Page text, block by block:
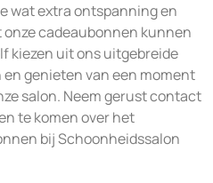
wat extra ontspanning en
cadeaubonnen kunnen
kiezen uit ons uitgebreide
genieten van een moment
salon. Neem gerust contact
te komen over het
bij Schoonheidssalon